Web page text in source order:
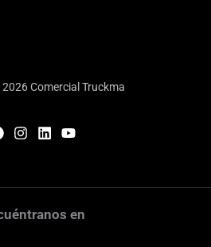
Comercial Truckma
en